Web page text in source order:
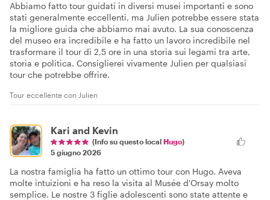
Abbiamo fatto tour guidati in diversi musei importanti e sono
stati generalmente eccellenti, ma Julien potrebbe essere stata
la migliore guida che abbiamo mai avuto. La sua conoscenza
del museo era incredibile e ha fatto un lavoro incredibile nel
trasformare il tour di 2,5 ore in una storia sui legami tra arte,
storia e politica. Consiglierei vivamente Julien per qualsiasi
tour che potrebbe offrire.
Tour eccellente con Julien
Kari and Kevin
(Info su questo local Hugo)
5 giugno 2026
La nostra famiglia ha fatto un ottimo tour con Hugo. Aveva
molte intuizioni e ha reso la visita al Musée d'Orsay molto
semplice. Le nostre 3 figlie adolescenti sono state attente e